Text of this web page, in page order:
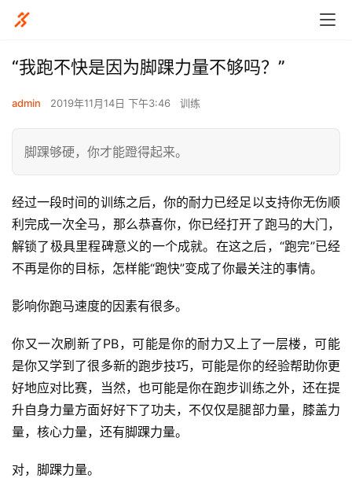
“我跑不快是因为脚踝力量不够吗？”
admin 2019年11月14日 下午3:46 训练
脚踝够硬，你才能蹬得起来。
经过一段时间的训练之后，你的耐力已经足以支持你无伤顺
利完成一次全马，那么恭喜你，你已经打开了跑马的大门，
解锁了极具里程碑意义的一个成就。在这之后，“跑完”已经
不再是你的目标，怎样能“跑快”变成了你最关注的事情。
影响你跑马速度的因素有很多。
你又一次刷新了PB，可能是你的耐力又上了一层楼，可能
是你又学到了很多新的跑步技巧，可能是你的经验帮助你更
好地应对比赛，当然，也可能是你在跑步训练之外，还在提
升自身力量方面好好下了功夫，不仅仅是腿部力量，膝盖力
量，核心力量，还有脚踝力量。
对，脚踝力量。